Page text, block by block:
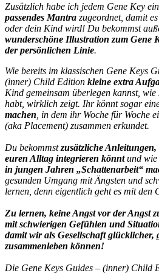
Zusätzlich habe ich jedem Gene Key
passendes Mantra zugeordnet, damit
oder dein Kind wird! Du bekommst
wunderschöne Illustration zum Gene
der persönlichen Linie.
Wie bereits im klassischen Gene Keys
(inner) Child Edition kleine extra
Kind gemeinsam überlegen kannst,
habt, wirklich zeigt. Ihr könnt sogar
machen , in dem ihr Woche für Woche
(aka Placement) zusammen erkundet.
Du bekommstzusätzliche
euren Alltag integrieren könntund wie
in jungen Jahren „Schattenarbeit“
gesunden Umgang mit Ängsten und
lernen, denn eigentlich geht es mit den
Zu lernen, keine Angst vor der Angst
mit schwierigen Gefühlen und
damit wir als Gesellschaft glücklicher,
zusammenleben können!
Die Gene Keys Guides – (inner) Child